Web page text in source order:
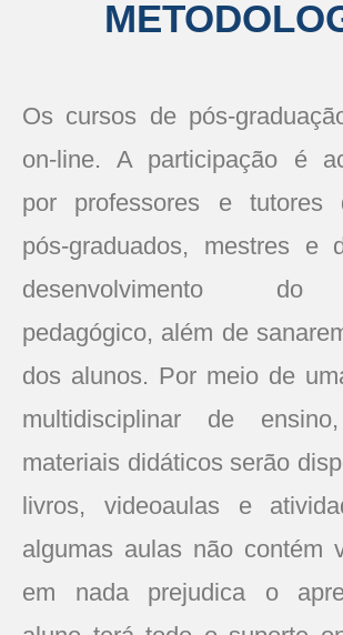
Os cursos de pós-
on-line. A participação é
por professores e tutores
pós-graduados, mestres e
desenvolvimento do
pedagógico, além de
dos alunos. Por meio de
multidisciplinar de
materiais didáticos serão
livros, videoaulas e
algumas aulas não contém
em nada prejudica o